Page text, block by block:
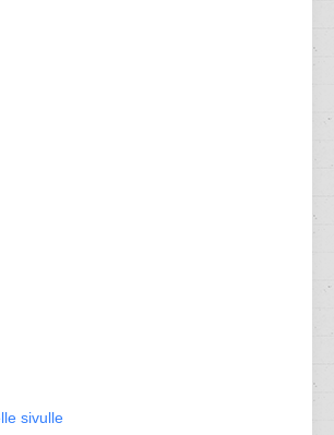
sivulle